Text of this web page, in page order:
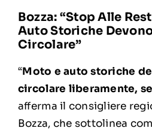
Bozza: “Stop Alle
Auto Storiche
Circolare”
“Moto e auto storiche
circolare liberamente,
afferma il consigliere
Bozza, che sottolinea